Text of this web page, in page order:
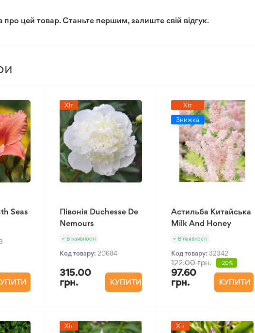
про цей товар. Станьте першим, залиште свій відгук.
Seas
Хіт
Півонія Duchesse De
Nemours
В наявності
Код товару: 20684
315.00
грн.
КУПИТИ
Хіт
Знижка
Астильба Китайська
Milk And Honey
В наявності
Код товару: 32342
122.00 грн. -20%
97.60
грн.
КУПИТИ
Хіт Хіт